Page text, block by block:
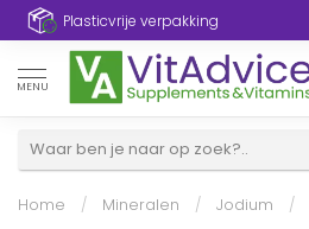
Plasticvrije verpakking
MENU
Home / Mineralen / Jodium /